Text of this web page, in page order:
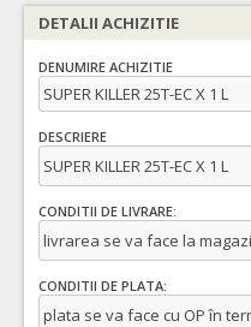
DETALII ACHIZITIE
DENUMIRE ACHIZITIE
SUPER KILLER 25T-EC X 1 L
DESCRIERE
SUPER KILLER 25T-EC X 1 L
CONDITII DE LIVRARE:
livrarea se va face la
CONDITII DE PLATA:
plata se va face cu OP în